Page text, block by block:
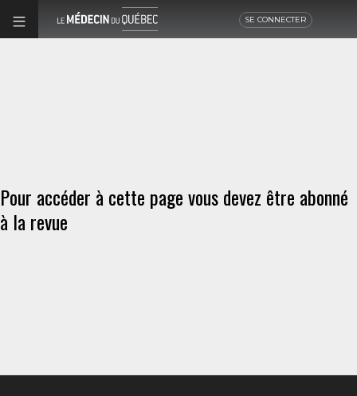
SE CONNECTER
Pour accéder à cette page vous devez être abonné
à la revue